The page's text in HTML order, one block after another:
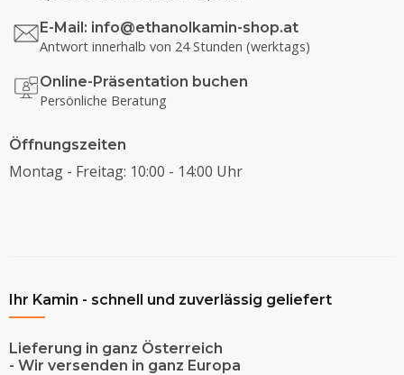
E-Mail: info@ethanolkamin-shop.at
Antwort innerhalb von 24 Stunden (werktags)
Online-Präsentation buchen
Persönliche Beratung
Öffnungszeiten
Montag - Freitag: 10:00 - 14:00 Uhr
Ihr Kamin - schnell und zuverlässig geliefert
Lieferung in ganz Österreich
- Wir versenden in ganz Europa